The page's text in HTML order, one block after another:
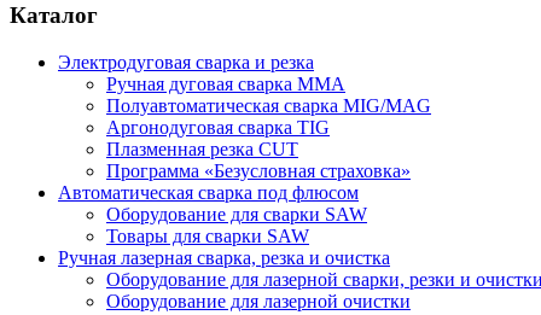
Каталог
Электродуговая сварка и резка
Ручная дуговая сварка MMA
Полуавтоматическая сварка MIG/MAG
Аргонодуговая сварка TIG
Плазменная резка CUT
Программа «Безусловная страховка»
Автоматическая сварка под флюсом
Оборудование для сварки SAW
Товары для сварки SAW
Ручная лазерная сварка, резка и очистка
Оборудование для лазерной сварки, резки и очистки
Оборудование для лазерной очистки